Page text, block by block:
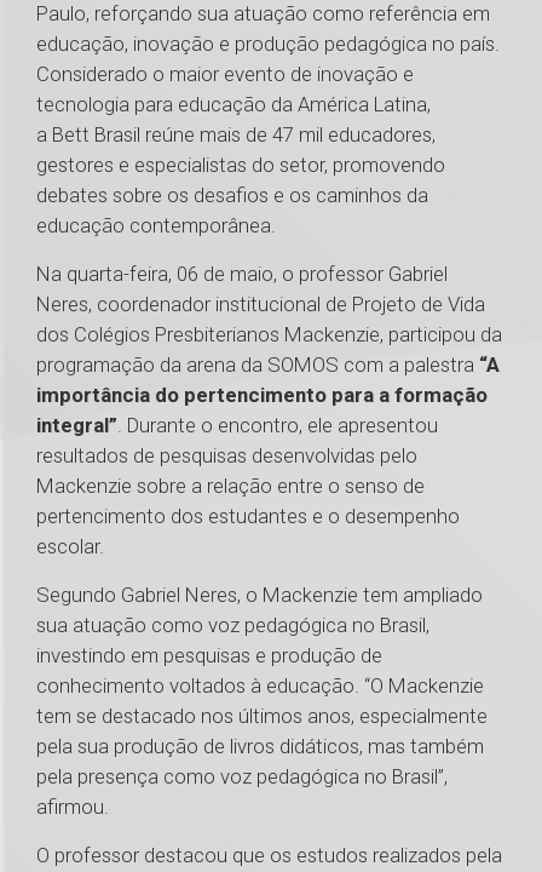
Paulo, reforçando sua atuação como referência em
educação, inovação e produção pedagógica no país.
Considerado o maior evento de inovação e
tecnologia para educação da América Latina,
a Bett Brasil reúne mais de 47 mil educadores,
gestores e especialistas do setor, promovendo
debates sobre os desafios e os caminhos da
educação contemporânea.
Na quarta-feira, 06 de maio, o professor Gabriel
Neres, coordenador institucional de Projeto de Vida
dos Colégios Presbiterianos Mackenzie, participou da
programação da arena da SOMOS com a palestra “A
importância do pertencimento para a formação
integral”. Durante o encontro, ele apresentou
resultados de pesquisas desenvolvidas pelo
Mackenzie sobre a relação entre o senso de
pertencimento dos estudantes e o desempenho
escolar.
Segundo Gabriel Neres, o Mackenzie tem ampliado
sua atuação como voz pedagógica no Brasil,
investindo em pesquisas e produção de
conhecimento voltados à educação. “O Mackenzie
tem se destacado nos últimos anos, especialmente
pela sua produção de livros didáticos, mas também
pela presença como voz pedagógica no Brasil”,
afirmou.
O professor destacou que os estudos realizados pela